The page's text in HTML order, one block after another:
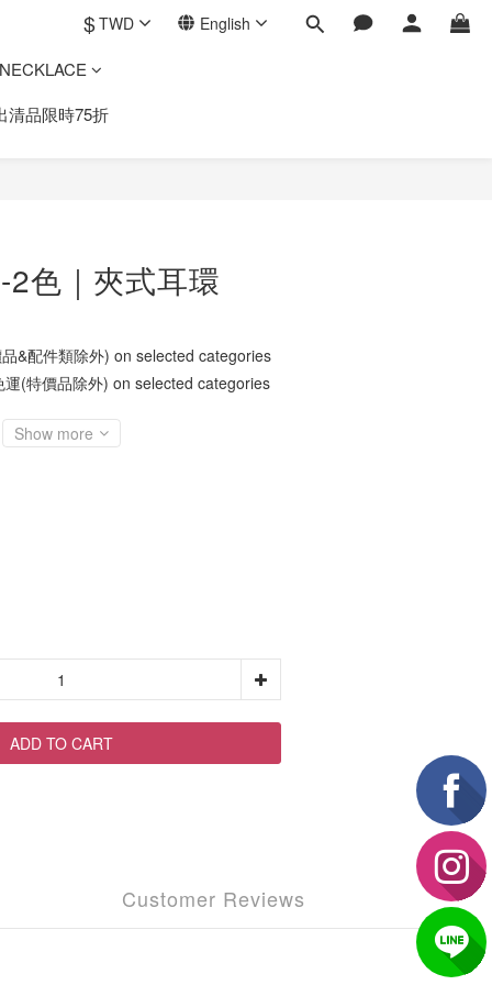
$TWD English
清品限時75折
色｜夾式耳環
&配件類除外) on selected categories
(特價品除外) on selected categories
Show more
ADD TO CART
Customer Reviews